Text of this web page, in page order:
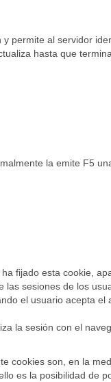
permite al servidor
hasta que
la emite F5
fijado esta cookie,
las sesiones de los
el usuario acepta el
la sesión con el
cookies son, en la
es la posibilidad de